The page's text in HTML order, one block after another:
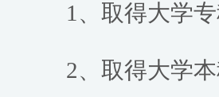
1、取得大学专
2、取得大学本